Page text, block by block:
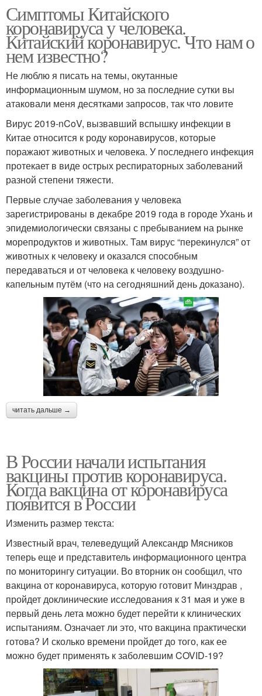
Симптомы Китайского
коронавируса у человека.
Китайский коронавирус. Что нам о
нем известно?
Не люблю я писать на темы, окутанные
информационным шумом, но за последние сутки вы
атаковали меня десятками запросов, так что ловите
Вирус 2019-nCoV, вызвавший вспышку инфекции в
Китае относится к роду коронавирусов, которые
поражают животных и человека. У последнего инфекция
протекает в виде острых респираторных заболеваний
разной степени тяжести.
Первые случае заболевания у человека
зарегистрированы в декабре 2019 года в городе Ухань и
эпидемиологически связаны с пребыванием на рынке
морепродуктов и животных. Там вирус “перекинулся” от
животных к человеку и оказался способным
передаваться и от человека к человеку воздушно-
капельным путём (что на сегодняшний день доказано).
читать дальше →
В России начали испытания
вакцины против коронавируса.
Когда вакцина от коронавируса
появится в России
Изменить размер текста:
Известный врач, телеведущий Александр Мясников
теперь еще и представитель информационного центра
по мониторингу ситуации. Во вторник он сообщил, что
вакцина от коронавируса, которую готовит Минздрав ,
пройдет доклинические исследования к 31 мая и уже в
первый день лета можно будет перейти к клинических
испытаниям. Означает ли это, что вакцина практически
готова? И сколько времени пройдет до того, как ее
можно будет применять к заболевшим COVID-19?